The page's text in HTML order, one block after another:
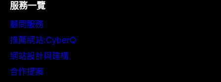
服務一覽
顧問服務
推薦網站:CyberQ
網站設計與建構
合作提案